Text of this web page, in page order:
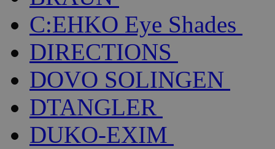
C:EHKO Eye Shades
DIRECTIONS
DOVO SOLINGEN
DTANGLER
DUKO-EXIM